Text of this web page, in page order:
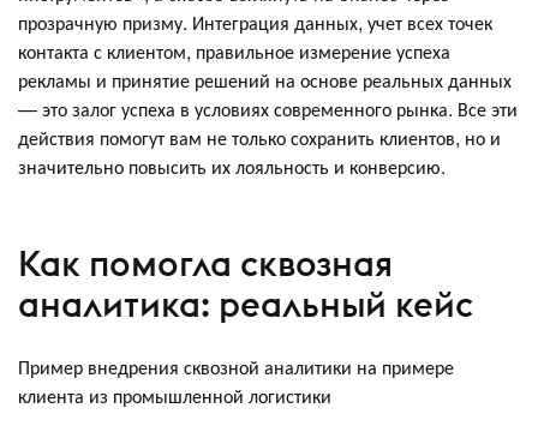
прозрачную призму. Интеграция данных, учет всех точек
контакта с клиентом, правильное измерение успеха
рекламы и принятие решений на основе реальных данных
— это залог успеха в условиях современного рынка. Все эти
действия помогут вам не только сохранить клиентов, но и
значительно повысить их лояльность и конверсию.
Как помогла сквозная
аналитика: реальный кейс
Пример внедрения сквозной аналитики на примере
клиента из промышленной логистики